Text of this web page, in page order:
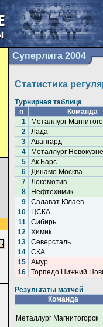
Суперлига 2004
Статистика
Турнирная таблица
n
Команда
1
Металлург
2
Лада
3
Авангард
4
Металлург
5
Ак Барс
6
Динамо Москва
7
Локомотив
8
Нефтехимик
9
Салават Юлаев
10
ЦСКА
11
Сибирь
12
Химик
13
Северсталь
14
СКА
15
Амур
16
Торпедо Нижний
Результаты матчей
Команда
Металлург Магнитогорск